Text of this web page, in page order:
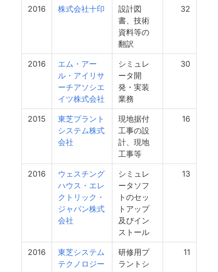
2016 株式会社十印
設計図
書、技術
資料等の
翻訳
32
2016
エム・アー
ル・アイリサ
ーチアソシエ
イツ株式会社
シミュレ
ータ開
発・実装
業務
30
2015
東芝プラント
システム株式
会社
現地据付
工事の設
計、現地
工事等
16
2016
ウェスチング
ハウス・エレ
クトリック・
ジャパン株式
会社
シミュレ
ータソフ
トのセッ
トアップ
及びイン
ストール
13
2016
東芝システム
テクノロジー
研修用プ
ラントシ
11